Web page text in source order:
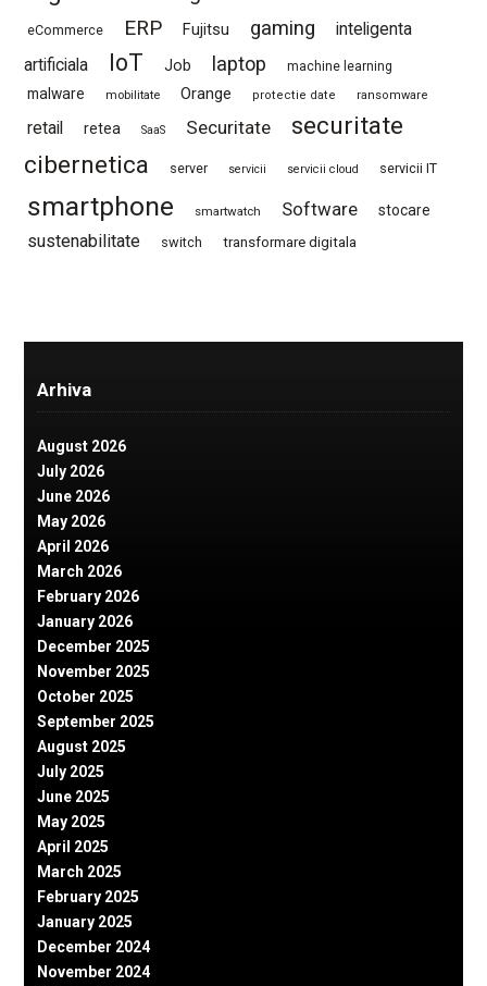
eCommerce ERP Fujitsu gaming
inteligenta
artificiala
IoT Job laptop machine learning
malware mobilitate Orange protectie date ransomware
retail retea SaaS Securitate
securitate
cibernetica
server servicii servicii cloud servicii IT
smartphone smartwatch Software stocare
sustenabilitate switch transformare digitala
Arhiva
August 2026
July 2026
June 2026
May 2026
April 2026
March 2026
February 2026
January 2026
December 2025
November 2025
October 2025
September 2025
August 2025
July 2025
June 2025
May 2025
April 2025
March 2025
February 2025
January 2025
December 2024
November 2024